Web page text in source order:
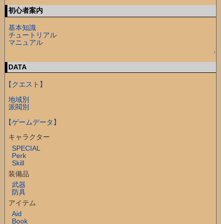
初心者案内
基本知識
チュートリアル
マニュアル
↑
DATA
【クエスト】
地域別
派閥別
【ゲームデータ】
キャラクター
SPECIAL
Perk
Skill
装備品
武器
防具
アイテム
Aid
Book